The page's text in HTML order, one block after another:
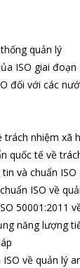
quản lý
ISO giai đoạn
đối với các
trách nhiệm xã
quốc tế về
và chuẩn ISO
ISO về
50001:2011
năng lượng
về quản lý